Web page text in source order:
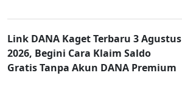
Link DANA Kaget Terbaru 3 Agustus
2026, Begini Cara Klaim Saldo
Gratis Tanpa Akun DANA Premium